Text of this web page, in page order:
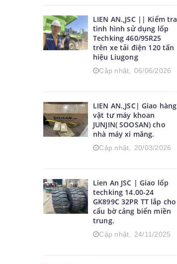
LIEN AN.,JSC || Kiểm tra
tình hình sử dụng lốp
Techking 460/95R25
trên xe tải điện 120 tấn
hiệu Liugong
Cập nhật, 06/06/2026
LIEN AN.,JSC| Giao hàng
vật tư máy khoan
JUNJIN( SOOSAN) cho
nhà máy xi măng.
Cập nhật, 20/03/2026
Lien An JSC | Giao lốp
techking 14.00-24
GK899C 32PR TT lắp cho
cẩu bờ cảng biển miền
trung.
Cập nhật, 24/11/2025